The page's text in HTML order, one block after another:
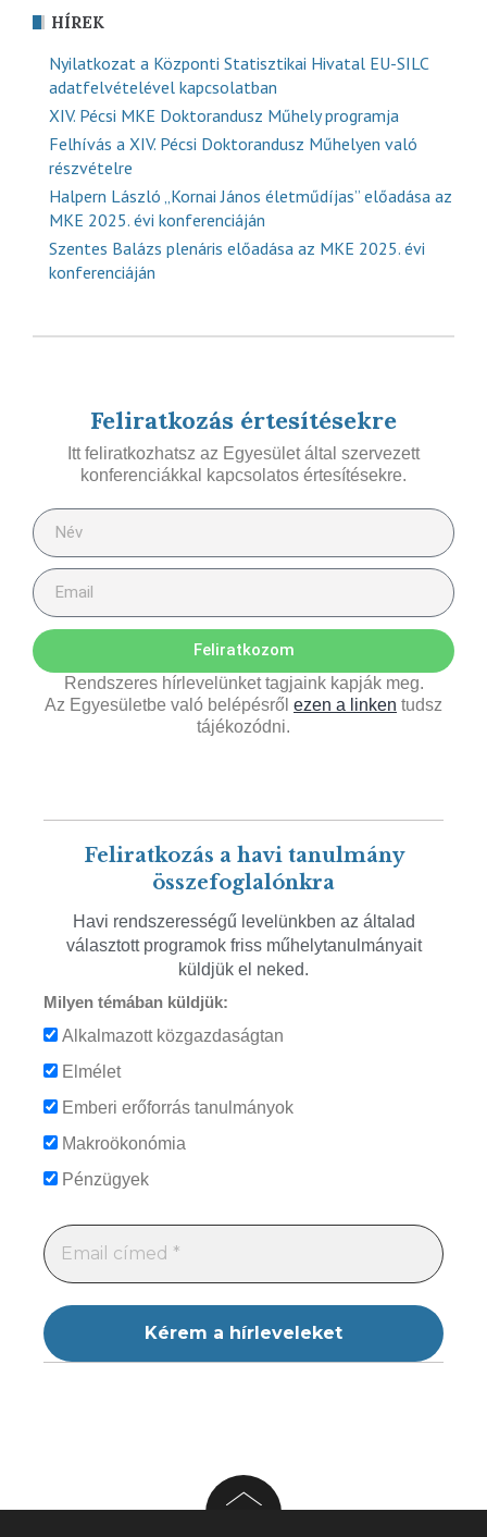
HÍREK
Nyilatkozat a Központi Statisztikai Hivatal EU-SILC
adatfelvételével kapcsolatban
XIV. Pécsi MKE Doktorandusz Műhely programja
Felhívás a XIV. Pécsi Doktorandusz Műhelyen való
részvételre
Halpern László „Kornai János életműdíjas” előadása az
MKE 2025. évi konferenciáján
Szentes Balázs plenáris előadása az MKE 2025. évi
konferenciáján
Feliratkozás értesítésekre
Itt feliratkozhatsz az Egyesület által szervezett
konferenciákkal kapcsolatos értesítésekre.
Feliratkozom
Rendszeres hírlevelünket tagjaink kapják meg.
Az Egyesületbe való belépésről ezen a linken tudsz
tájékozódni.
Feliratkozás a havi tanulmány
összefoglalónkra
Havi rendszerességű levelünkben az általad
választott programok friss műhelytanulmányait
küldjük el neked.
Milyen témában küldjük:
Alkalmazott közgazdaságtan
Elmélet
Emberi erőforrás tanulmányok
Makroökonómia
Pénzügyek